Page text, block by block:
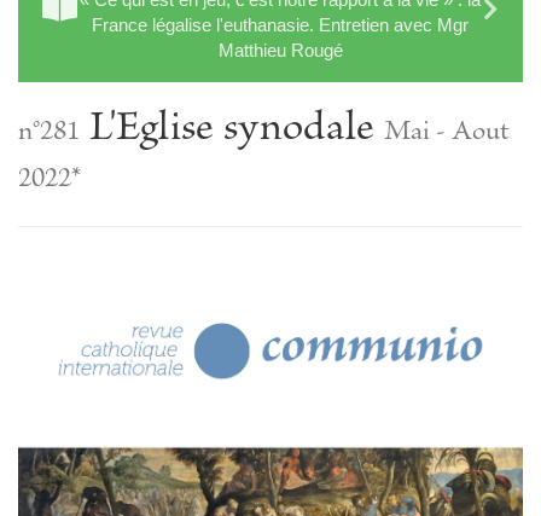
France légalise l'euthanasie. Entretien avec Mgr
Matthieu Rougé
n°281 L'Eglise synodale Mai - Aout
2022*